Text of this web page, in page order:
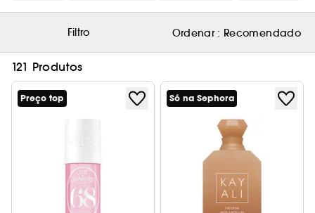
Filtro Ordenar : Recomendado
121 Produtos
Preço top Só na Sephora